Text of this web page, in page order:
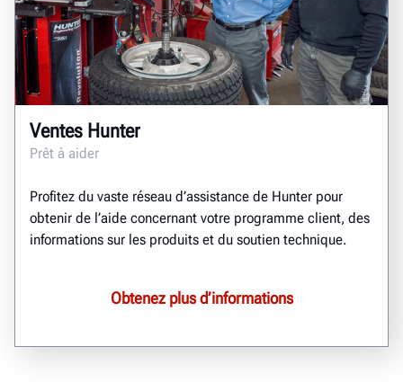
Ventes Hunter
Prêt à aider
Profitez du vaste réseau d’assistance de Hunter pour
obtenir de l’aide concernant votre programme client, des
informations sur les produits et du soutien technique.
Obtenez plus d’informations